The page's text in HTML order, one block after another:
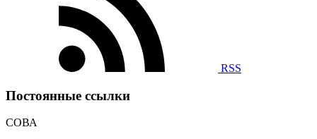
RSS
Постоянные ссылки
СОВА